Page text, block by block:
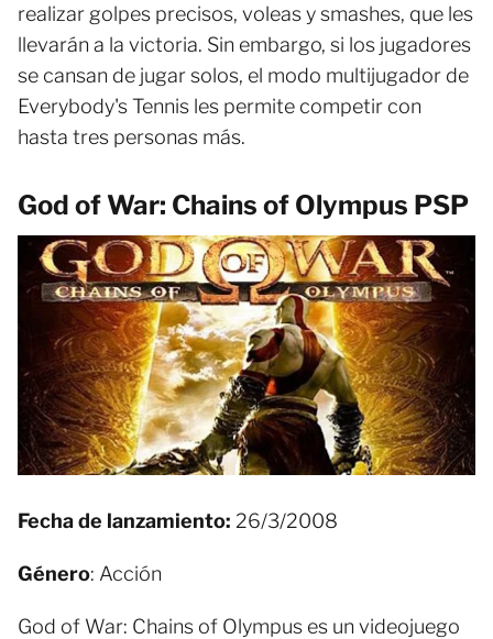
realizar golpes precisos, voleas y smashes, que les
llevarán a la victoria. Sin embargo, si los jugadores
se cansan de jugar solos, el modo multijugador de
Everybody's Tennis les permite competir con
hasta tres personas más.
God of War: Chains of Olympus PSP
Fecha de lanzamiento: 26/3/2008
Género: Acción
God of War: Chains of Olympus es un videojuego